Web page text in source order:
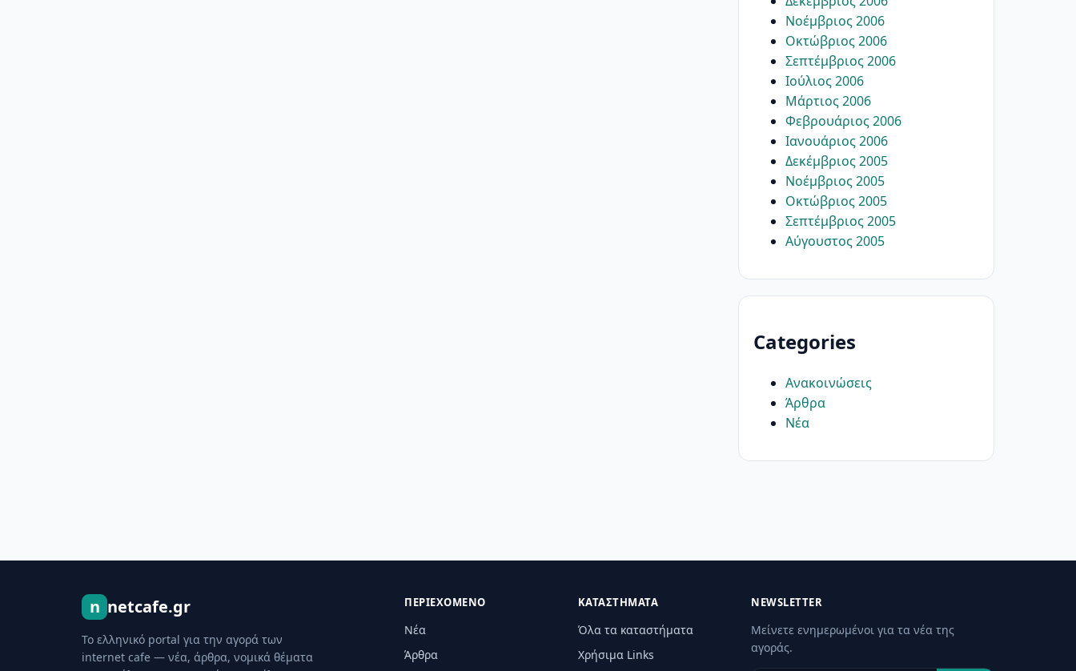
Νοέμβριος 2006
Οκτώβριος 2006
Σεπτέμβριος 2006
Ιούλιος 2006
Μάρτιος 2006
Φεβρουάριος 2006
Ιανουάριος 2006
Δεκέμβριος 2005
Νοέμβριος 2005
Οκτώβριος 2005
Σεπτέμβριος 2005
Αύγουστος 2005
Categories
Ανακοινώσεις
Άρθρα
Νέα
n netcafe.gr
Το ελληνικό portal για την αγορά των
internet cafe — νέα, άρθρα, νομικά θέματα
ΠΕΡΙΕΧΌΜΕΝΟ
Νέα
Άρθρα
ΚΑΤΑΣΤΉΜΑΤΑ
Όλα τα καταστήματα
Χρήσιμα Links
NEWSLETTER
Μείνετε ενημερωμένοι για τα νέα της
αγοράς.